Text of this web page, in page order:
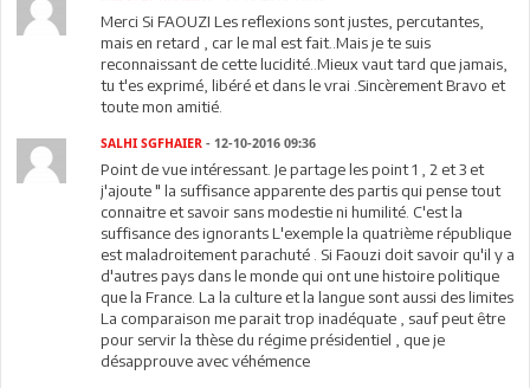
Merci Si FAOUZI Les reflexions sont justes, percutantes,
mais en retard , car le mal est fait..Mais je te suis
reconnaissant de cette lucidité..Mieux vaut tard que jamais,
tu t'es exprimé, libéré et dans le vrai .Sincèrement Bravo et
toute mon amitié.
SALHI SGFHAIER - 12-10-2016 09:36
Point de vue intéressant. Je partage les point 1 , 2 et 3 et
j'ajoute " la suffisance apparente des partis qui pense tout
connaitre et savoir sans modestie ni humilité. C'est la
suffisance des ignorants L'exemple la quatrième république
est maladroitement parachuté . Si Faouzi doit savoir qu'il y a
d'autres pays dans le monde qui ont une histoire politique
que la France. La la culture et la langue sont aussi des limites
La comparaison me parait trop inadéquate , sauf peut être
pour servir la thèse du régime présidentiel , que je
désapprouve avec véhémence